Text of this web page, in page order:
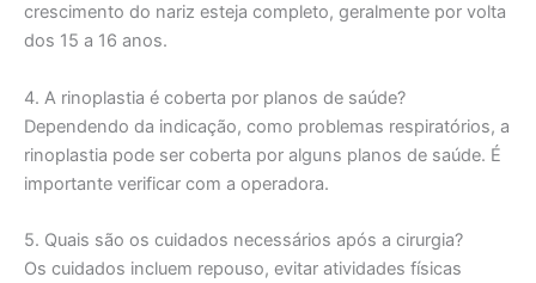
crescimento do nariz esteja completo, geralmente por volta
dos 15 a 16 anos.
4. A rinoplastia é coberta por planos de saúde?
Dependendo da indicação, como problemas respiratórios, a
rinoplastia pode ser coberta por alguns planos de saúde. É
importante verificar com a operadora.
5. Quais são os cuidados necessários após a cirurgia?
Os cuidados incluem repouso, evitar atividades físicas